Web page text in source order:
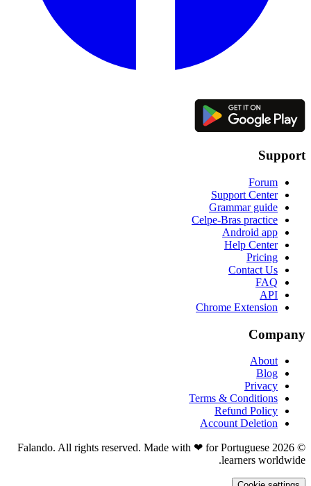
Support
Forum
Support Center
Grammar guide
Celpe-Bras practice
Android app
Help Center
Pricing
Contact Us
FAQ
API
Chrome Extension
Company
About
Blog
Privacy
Terms & Conditions
Refund Policy
Account Deletion
© 2026 Falando. All rights reserved. Made with ❤ for Portuguese
learners worldwide.